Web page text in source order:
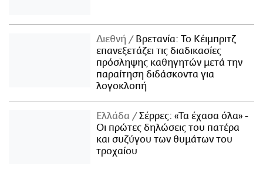
Διεθνή
Βρετανία: Το Κέιμπριτζ
επανεξετάζει τις διαδικασίες
πρόσληψης καθηγητών μετά την
παραίτηση διδάσκοντα για
λογοκλοπή
Ελλάδα
Σέρρες: «Τα έχασα όλα» -
Οι πρώτες δηλώσεις του πατέρα
και συζύγου των θυμάτων του
τροχαίου